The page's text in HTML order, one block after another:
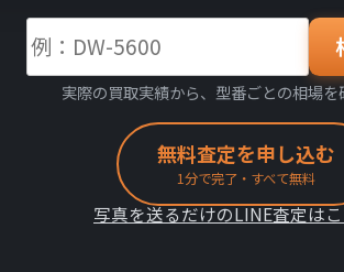
実際の買取実績から、型番ごとの相場
無料査定を申し込む
1分で完了・すべて無料
写真を送るだけのLINE査定は